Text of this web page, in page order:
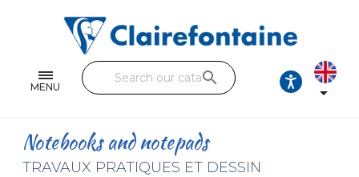
MENU
Single and double sheets
Fine arts
Handicraft
search

Notebooks and notepads
TRAVAUX PRATIQUES ET DESSIN